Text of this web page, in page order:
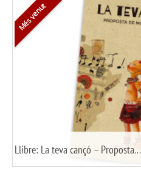
Més venut
Llibre: La teva cançó – Proposta…